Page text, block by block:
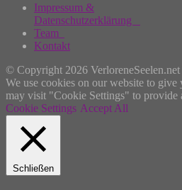
Impressum &
Datenschutzerklärung
Team
Kontakt
© Copyright 2026
We use cookies on our website to
may visit "Cookie Settings" to provide
Cookie Settings Accept All
Schließen